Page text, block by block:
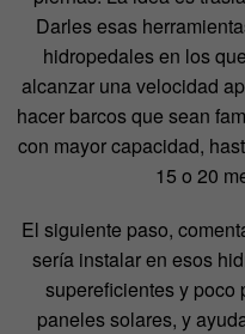
Darles esas
hidropedales en los
alcanzar una velocidad
hacer barcos que sean
con mayor capacidad,
15 o 20
El siguiente paso,
sería instalar en esos
supereficientes y poco
paneles solares, y